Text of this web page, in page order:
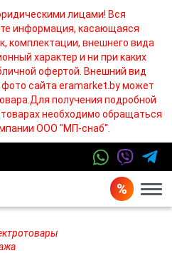
лицами! Вся
информация, касающаяся
комплектации, внешнего вида
характер и ни при каких
офертой. Внешний вид
сайта eramarket.by может
получения подробной
необходимо обращаться
ООО "МП-снаб".